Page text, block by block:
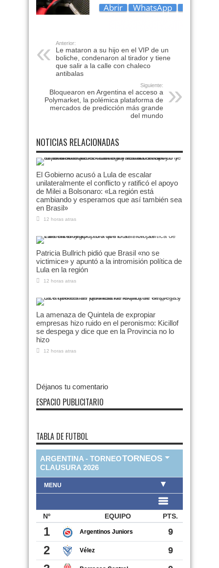
Anterior:
Le mataron a su hijo en el VIP de un
boliche, condenaron al tirador y tiene
que salir a la calle con chaleco
antibalas
Siguiente:
Bloquearon en Argentina el acceso a
Polymarket, la polémica plataforma de
mercados de predicción más grande
del mundo
NOTICIAS RELACIONADAS
El Gobierno acusó a Lula de escalar
unilateralmente el conflicto y ratificó el apoyo
de Milei a Bolsonaro: «La región está
cambiando y esperamos que así también sea
en Brasil»
12 horas atras
Patricia Bullrich pidió que Brasil «no se
victimice» y apuntó a la intromisión política de
Lula en la región
12 horas atras
La amenaza de Quintela de expropiar
empresas hizo ruido en el peronismo: Kicillof
se despega y dice que en la Provincia no lo
hizo
12 horas atras
Déjanos tu comentario
ESPACIO PUBLICITARIO
TABLA DE FUTBOL